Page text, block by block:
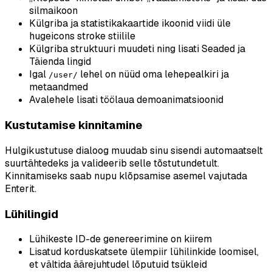
silmaikoon
Külgriba ja statistikakaartide ikoonid viidi üle
hugeicons stroke stiilile
Külgriba struktuuri muudeti ning lisati Seaded ja
Täienda lingid
Igal /user/ lehel on nüüd oma lehepealkiri ja
metaandmed
Avalehele lisati töölaua demoanimatsioonid
Kustutamise kinnitamine
Hulgikustutuse dialoog muudab sinu sisendi automaatselt
suurtähtedeks ja valideerib selle tõstutundetult.
Kinnitamiseks saab nupu klõpsamise asemel vajutada
Enterit.
Lühilingid
Lühikeste ID-de genereerimine on kiirem
Lisatud korduskatsete ülempiir lühilinkide loomisel,
et vältida äärejuhtudel lõputuid tsükleid